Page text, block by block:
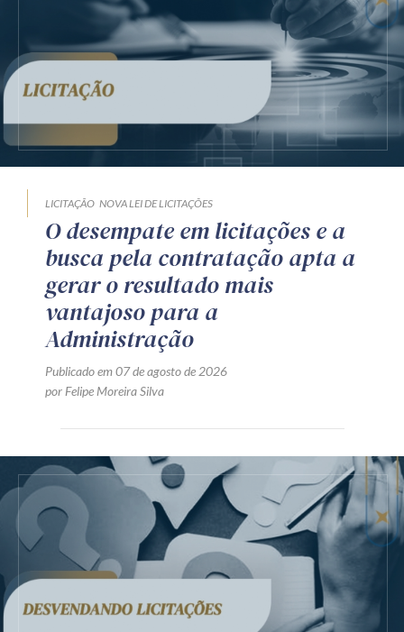
Receba por RSS
Av. Sete de Setembro, 4698
Batel Curitiba/PR CEP80240-000
Telefone (41) 2109-8666
LICITAÇÃO NOVA LEI DE LICITAÇÕES
O desempate em licitações e a
busca pela contratação apta a
gerar o resultado mais
vantajoso para a
Administração
Publicado em 07 de agosto de 2026
por Felipe Moreira Silva